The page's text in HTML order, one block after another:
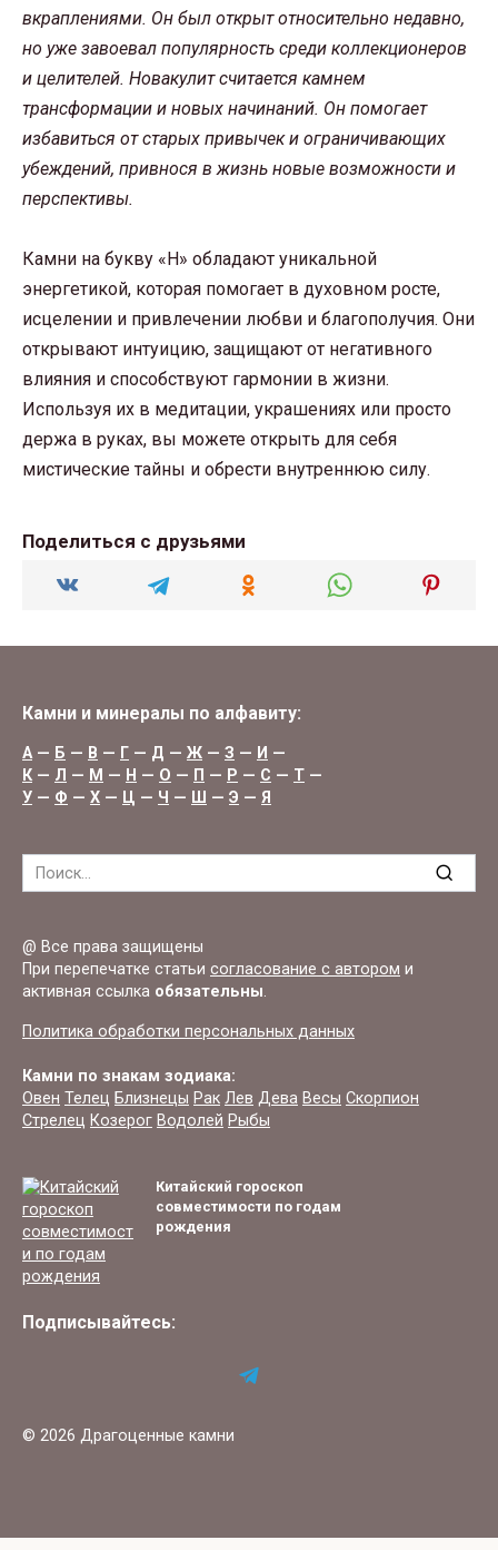
вкраплениями. Он был открыт относительно недавно,
но уже завоевал популярность среди коллекционеров
и целителей. Новакулит считается камнем
трансформации и новых начинаний. Он помогает
избавиться от старых привычек и ограничивающих
убеждений, привнося в жизнь новые возможности и
перспективы.
Камни на букву «Н» обладают уникальной
энергетикой, которая помогает в духовном росте,
исцелении и привлечении любви и благополучия. Они
открывают интуицию, защищают от негативного
влияния и способствуют гармонии в жизни.
Используя их в медитации, украшениях или просто
держа в руках, вы можете открыть для себя
мистические тайны и обрести внутреннюю силу.
Поделиться с друзьями
Камни и минералы по алфавиту:
А— Б — В — Г — Д — Ж — З — И —
К — Л — М — Н — О — П — Р — С — Т —
У — Ф — Х — Ц — Ч — Ш — Э — Я
Search
for:
@ Все права защищены
При перепечатке статьи согласование с автором и
активная ссылка обязательны.
Политика обработки персональных данных
Камни по знакам зодиака:
Овен Телец Близнецы Рак Лев Дева Весы Скорпион
Стрелец Козерог Водолей Рыбы
Китайский гороскоп
совместимости по годам
рождения
Подписывайтесь:
© 2026 Драгоценные камни